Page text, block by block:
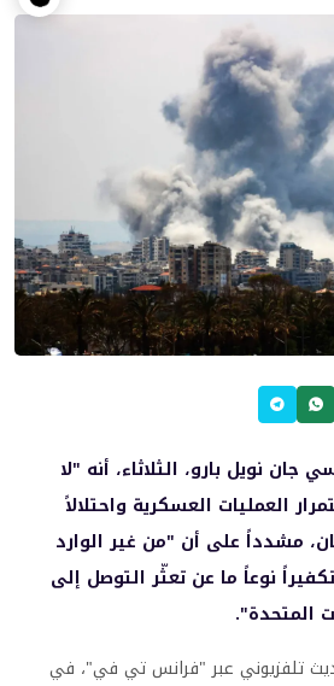
جان نويل بارو، الثلاثاء، أنه "لا
العمليات العسكرية واحتلالاً
مشدداً على أن "من غير الوارد
نوعاً ما عن تعثّر التوصل إلى
المتحدة".
تلفزيوني عبر "فرانس تي في"، في